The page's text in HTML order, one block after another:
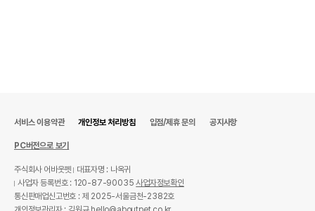
서비스 이용약관 개인정보 처리방침 입점/제휴 문의 공지사항
PC버전으로 보기
주식회사 어바웃펫
대표자명 : 나옥귀
사업자 등록번호 : 120-87-90035사업자정보확인
통신판매업신고번호 : 제 2025-서울금천-2382호